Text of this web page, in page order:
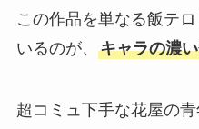
この作品を単なる飯テ
いるのが、 キャラの濃
超コミュ下手な花屋の